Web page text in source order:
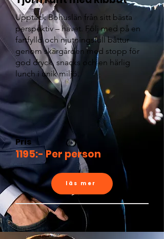
Upptäck Bohuslän från sitt bästa
perspektiv – havet. Följ med på en
fartfylld och njutningsfull båttur
genom skärgården med stopp för
god dryck, snacks och en härlig
lunch i unik miljö.
Pris
1195:- Per person
läs mer